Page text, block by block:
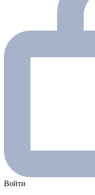
Войти